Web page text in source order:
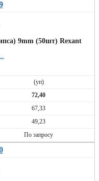
9mm (50шт) Rexant
(уп)
72,40
67,33
49,23
По запросу